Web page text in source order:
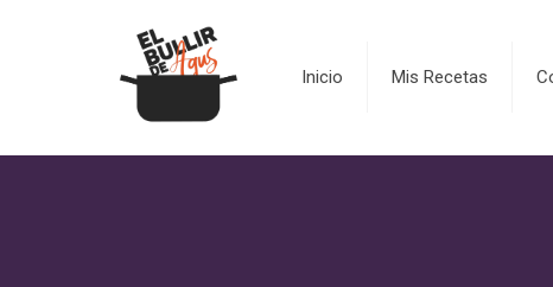
Inicio Mis Recetas